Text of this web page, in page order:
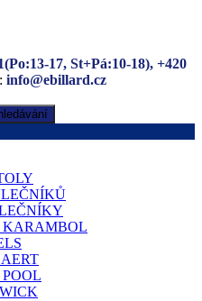
17, St+Pá:10-18), +420
info@ebillard.cz